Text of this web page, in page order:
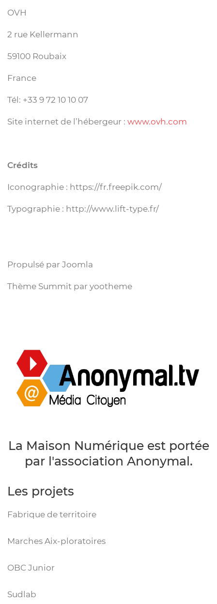
OVH
2 rue Kellermann
59100 Roubaix
France
Tél: +33 9 72 10 10 07
Site internet de l’hébergeur : www.ovh.com
Crédits
Iconographie : https://fr.freepik.com/
Typographie : http://www.lift-type.fr/
Propulsé par Joomla
Thème Summit par yootheme
La Maison Numérique est portée
par l'association Anonymal.
Les projets
Fabrique de territoire
Marches Aix-ploratoires
OBC Junior
Sudlab